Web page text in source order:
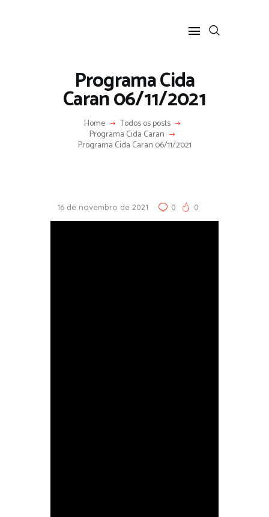
Programa Cida
Caran 06/11/2021
Home Todos os posts
Programa Cida Caran
Programa Cida Caran 06/11/2021
COLUNA SOCIAL
16 de novembro de 2021 0 0